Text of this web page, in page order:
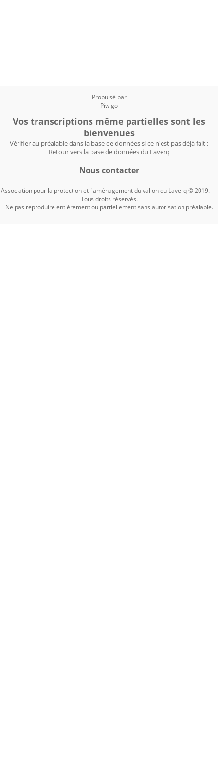
Propulsé par
Piwigo
Vos transcriptions même partielles sont les
bienvenues
Vérifier au préalable dans la base de données si ce n'est pas déjà fait :
Retour vers la base de données du Laverq
Nous contacter
Association pour la protection et l'aménagement du vallon du Laverq © 2019. —
Tous droits réservés.
Ne pas reproduire entièrement ou partiellement sans autorisation préalable.